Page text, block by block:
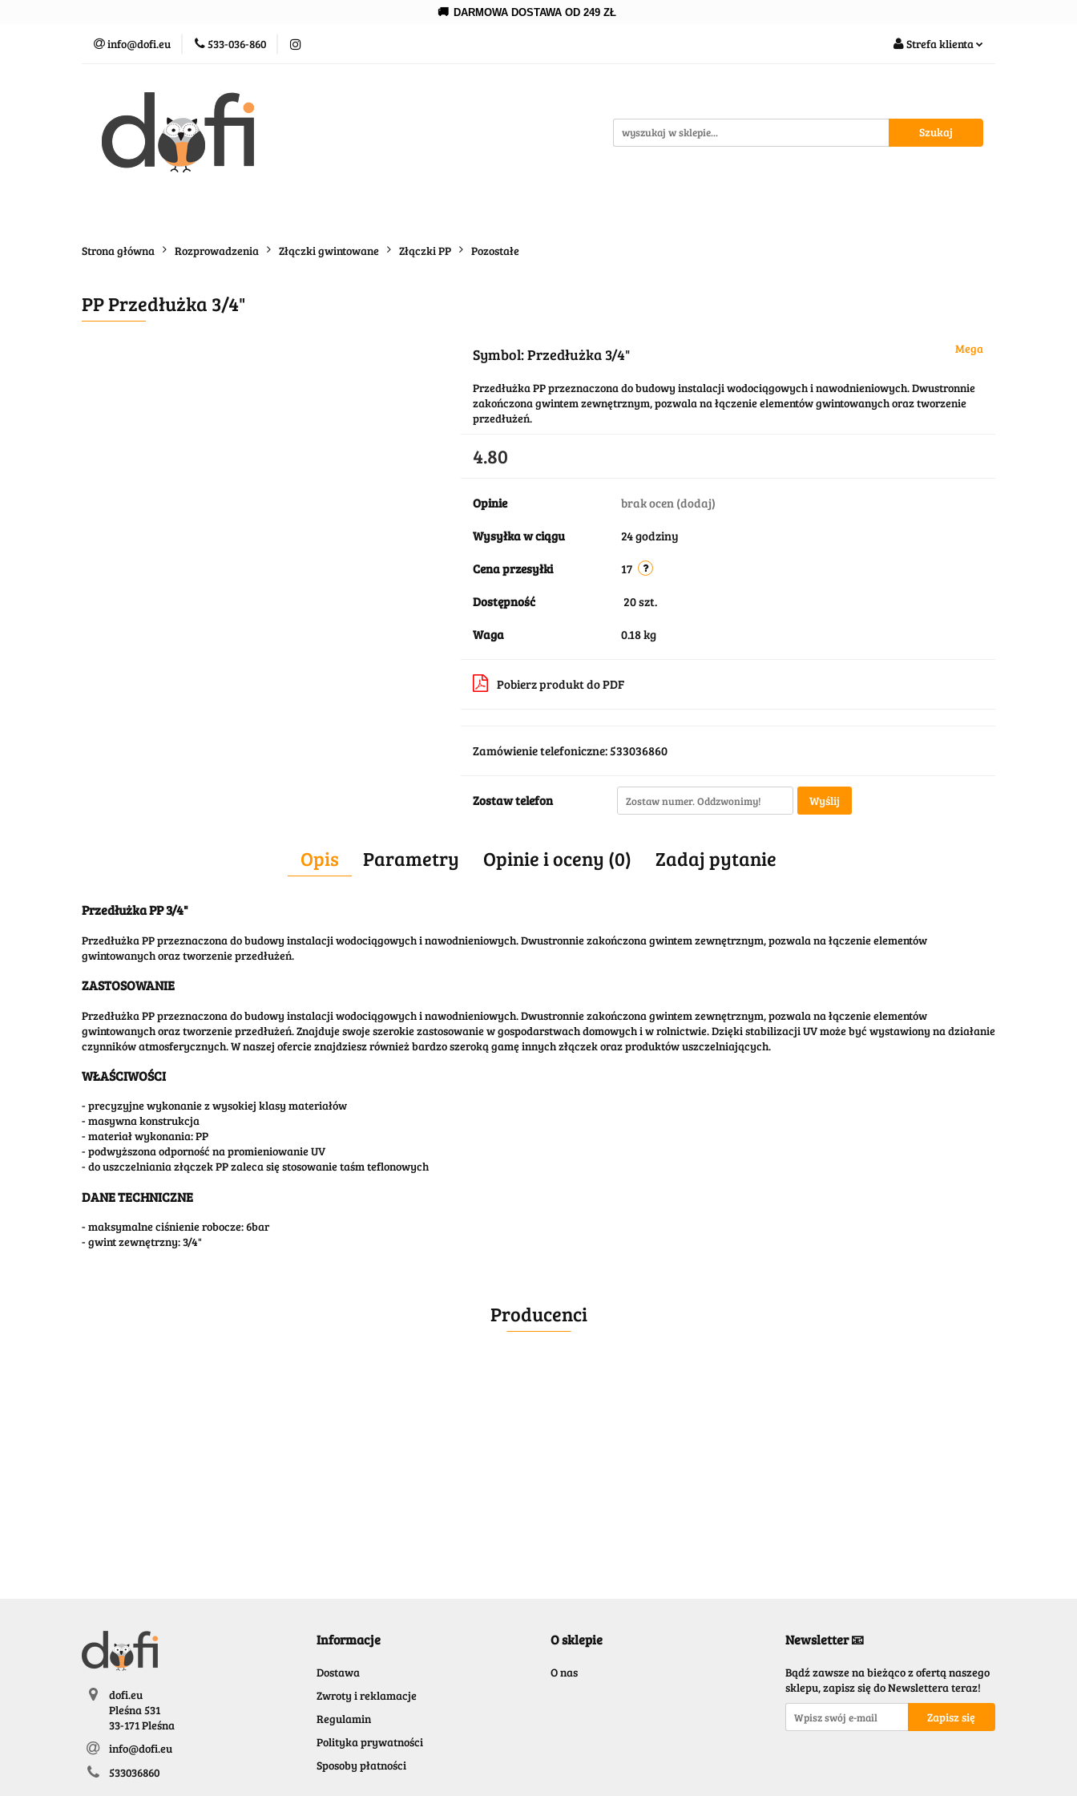
🚚 DARMOWA DOSTAWA OD 249 ZŁ
info@dofi.eu 533-036-860 Strefa klienta
Dodaj zgłoszenie
Strona główna Rozprowadzenia Złączki gwintowane Złączki PP Pozostałe
PP Przedłużka 3/4"
Symbol:Przedłużka 3/4" Mega
Przedłużka PP przeznaczona do budowy instalacji wodociągowych i nawodnieniowych. Dwustronnie
zakończona gwintem zewnętrznym, pozwala na łączenie elementów gwintowanych oraz tworzenie
przedłużeń.
4.80
Opinie brak ocen (dodaj)
Wysyłka w ciągu 24 godziny
Cena przesyłki 17
Dostępność 20szt.
Waga 0.18 kg
Pobierz produkt do PDF
Zamówienie telefoniczne: 533036860
Zostaw telefon Wyślij
Opis Parametry Opinie i oceny (0) Zadaj pytanie
Przedłużka PP 3/4"
Przedłużka PP przeznaczona do budowy instalacji wodociągowych i nawodnieniowych. Dwustronnie zakończona gwintem zewnętrznym, pozwala na łączenie elementów
gwintowanych oraz tworzenie przedłużeń.
ZASTOSOWANIE
Przedłużka PP przeznaczona do budowy instalacji wodociągowych i nawodnieniowych. Dwustronnie zakończona gwintem zewnętrznym, pozwala na łączenie elementów
gwintowanych oraz tworzenie przedłużeń. Znajduje swoje szerokie zastosowanie w gospodarstwach domowych i w rolnictwie. Dzięki stabilizacji UV może być wystawiony na działanie
czynników atmosferycznych. W naszej ofercie znajdziesz również bardzo szeroką gamę innych złączek oraz produktów uszczelniających.
WŁAŚCIWOŚCI
- precyzyjne wykonanie z wysokiej klasy materiałów
- masywna konstrukcja
- materiał wykonania: PP
- podwyższona odporność na promieniowanie UV
- do uszczelniania złączek PP zaleca się stosowanie taśm teflonowych
DANE TECHNICZNE
- maksymalne ciśnienie robocze: 6bar
- gwint zewnętrzny: 3/4"
Producenci
BENASSI/GALGI
dofi.eu
Pleśna 531
33-171 Pleśna
info@dofi.eu
533036860
Informacje
Dostawa
Zwroty i reklamacje
Regulamin
Polityka prywatności
Sposoby płatności
O sklepie
O nas
Newsletter 📧
Bądź zawsze na bieżąco z ofertą naszego
sklepu, zapisz się do Newslettera teraz!